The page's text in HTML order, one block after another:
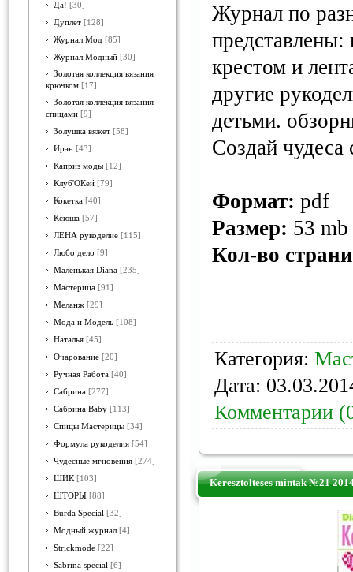
Да! [30]
Дуплет [128]
Журнал Мод [85]
Журнал Модный [30]
Золотая коллекция вязания
крючком [17]
Золотая коллекция вязания
спицами [9]
Золушка вяжет [58]
Ирэн [43]
Каприз моды [12]
Клуб'ОКей [79]
Кокетка [40]
Ксюша [57]
ЛЕНА рукоделие [115]
Любо дело [9]
Маленькая Diana [235]
Мастерица [91]
Меланж [29]
Мода и Модель [108]
Наталья [45]
Очарование [20]
Ручная Работа [40]
Сабрина [277]
Сабрина Baby [113]
Спицы Мастерицы [34]
Формула рукоделия [54]
Чудесные мгновения [274]
ШИК [103]
ШТОРЫ [88]
Burda Special [32]
Модный журнал [4]
Strickmode [22]
Sabrina special [6]
Журнал по
крестом и
другие
детьми.
Создай
Формат: pdf
Размер: 53 mb
Кол-во
Категория:
Дата:
Комментарии
Keresztolteses mintak №21